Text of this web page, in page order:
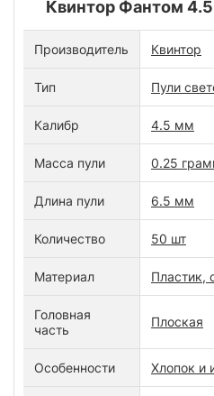
Квинтор Фантом
Производитель Квинтор
Тип Пули
Калибр 4.5 мм
Масса пули 0.25
Длина пули 6.5 мм
Количество 50 шт
Материал Пластик,
Головная
часть
Плоская
Особенности Хлопок и